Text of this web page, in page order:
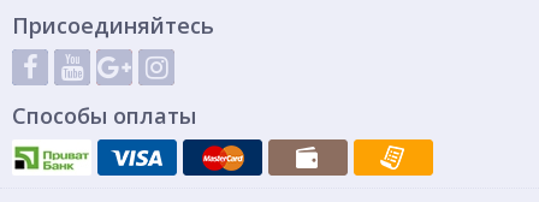
Присоединяйтесь
Способы оплаты